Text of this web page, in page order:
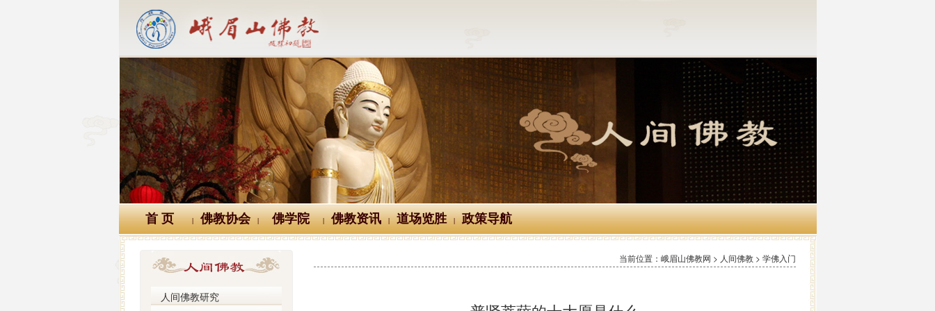
首 页 | 佛教协会 | 佛学院 | 佛教资讯 | 道场览胜 | 政策导航
人间佛教研究
当前位置：峨眉山佛教网 > 人间佛教 > 学佛入门